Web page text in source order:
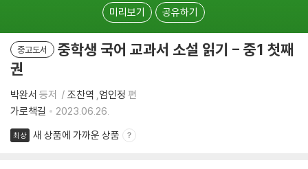
미리보기 공유하기
중고도서
중학생 국어 교과서 소설 읽기 - 중1 첫째
권
박완서 등저 조찬역 ,엄인정 편
가로책길
2023.06.26.
최상 새 상품에 가까운 상품